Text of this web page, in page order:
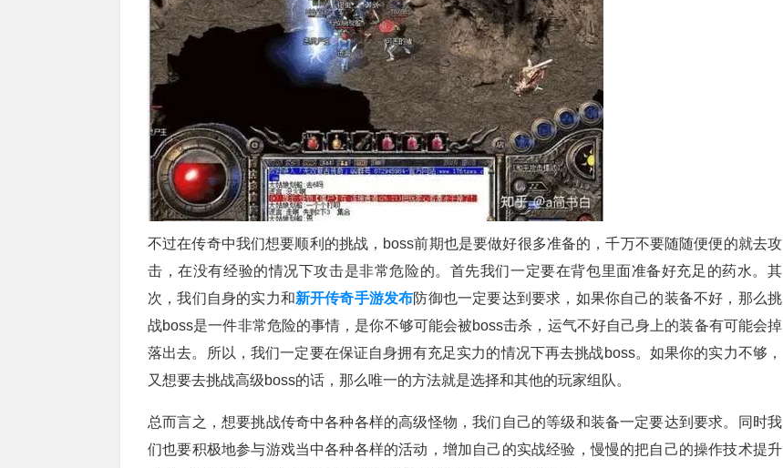
不过在传奇中我们想要顺利的挑战，boss前期也是要做好很多准备的，千万不要随随便便的就去攻
击，在没有经验的情况下攻击是非常危险的。首先我们一定要在背包里面准备好充足的药水。其
次，我们自身的实力和新开传奇手游发布防御也一定要达到要求，如果你自己的装备不好，那么挑
战boss是一件非常危险的事情，是你不够可能会被boss击杀，运气不好自己身上的装备有可能会掉
落出去。所以，我们一定要在保证自身拥有充足实力的情况下再去挑战boss。如果你的实力不够，
又想要去挑战高级boss的话，那么唯一的方法就是选择和其他的玩家组队。
总而言之，想要挑战传奇中各种各样的高级怪物，我们自己的等级和装备一定要达到要求。同时我
们也要积极地参与游戏当中各种各样的活动，增加自己的实战经验，慢慢的把自己的操作技术提升